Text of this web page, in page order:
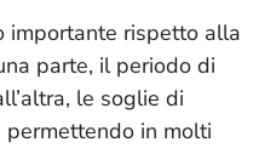
importante rispetto alla
parte, il periodo di
le soglie di
in molti